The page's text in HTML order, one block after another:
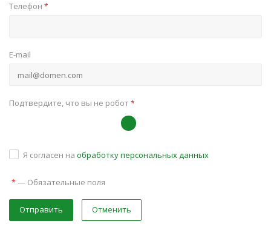
Телефон *
E-mail
Подтвердите, что вы не робот*
Я согласен на обработку персональных данных
* — Обязательные поля
Отправить Отменить